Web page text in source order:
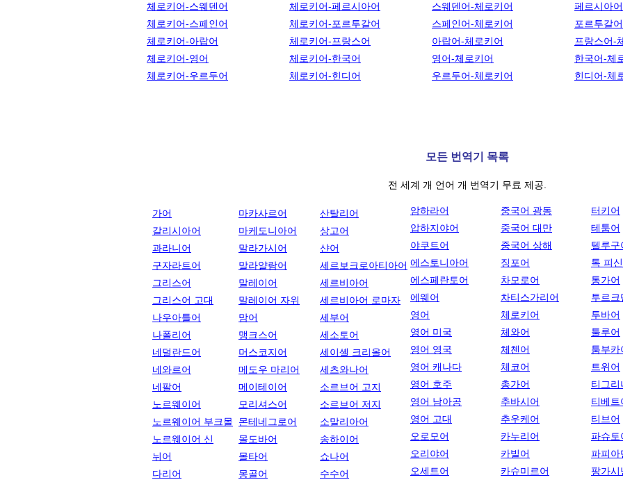
체로키어-스웨덴어
체로키어-스페인어
체로키어-아랍어
체로키어-영어
체로키어-우르두어
체로키어-페르시아어
체로키어-포르투갈어
체로키어-프랑스어
체로키어-한국어
체로키어-힌디어
스웨덴어-체로키어
스페인어-체로키어
아랍어-체로키어
영어-체로키어
우르두어-체로키어
페르시아
포르투갈
프랑스어-
한국어-체
힌디어-체
모든 번역기 목록
전 세계 개 언어 개 번역기 무료 제공.
가어
갈리시아어
과라니어
구자라트어
그리스어
그리스어 고대
나우아틀어
나폴리어
네덜란드어
네와르어
네팔어
노르웨이어
노르웨이어 부크몰
노르웨이어 신
뉘어
다리어
마카사르어
마케도니아어
말라가시어
말라얄람어
말레이어
말레이어 자위
맘어
맹크스어
머스코지어
메도우 마리어
메이테이어
모리셔스어
몬테네그로어
몰도바어
몰타어
몽골어
산탈리어
상고어
샨어
세르보크로아티아어
세르비아어
세르비아어 로마자
세부어
세소토어
세이셸 크리올어
세츠와나어
소르브어 고지
소르브어 저지
소말리아어
송하이어
쇼나어
수수어
암하라어
압하지야어
야쿠트어
에스토니아어
에스페란토어
에웨어
영어
영어 미국
영어 영국
영어 캐나다
영어 호주
영어 남아공
영어 고대
오로모어
오리야어
오세트어
중국어 광동
중국어 대만
중국어 상해
징포어
차모로어
차티스가리어
체로키어
체와어
체첸어
체코어
총가어
추바시어
추우케어
카누리어
카빌어
카슈미르어
터키어
테툼어
텔루구
톡 피
통가어
투르크
투바어
툴루어
툼부카
트위어
티그리
티베트
티브어
파슈토
파피아
팡가시